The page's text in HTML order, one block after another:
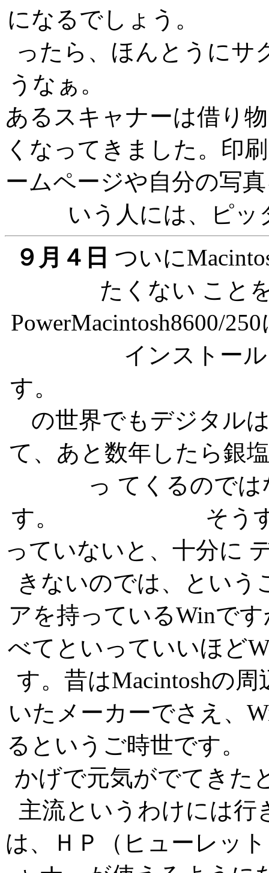
になるでしょ
ったら、ほんとうにサ
うなぁ。
あるスキャナーは借り
くなってきました。印
ームページや自分の写
いう人には、ピ
９月４日 ついに
たくない こと
PowerMacintosh8600/
インストー
す
の世界でもデジタル
て、あと数年したら銀
っ てくるので
す。 そうすると
っていないと、十分に
きないのでは、という
アを持っているWinで
べてといっていいほど
す。昔はMacintoshの
いたメーカーでさえ、
るというご時世
かげで元気がでてきた
主流というわけに
は、ＨＰ（ヒューレッ